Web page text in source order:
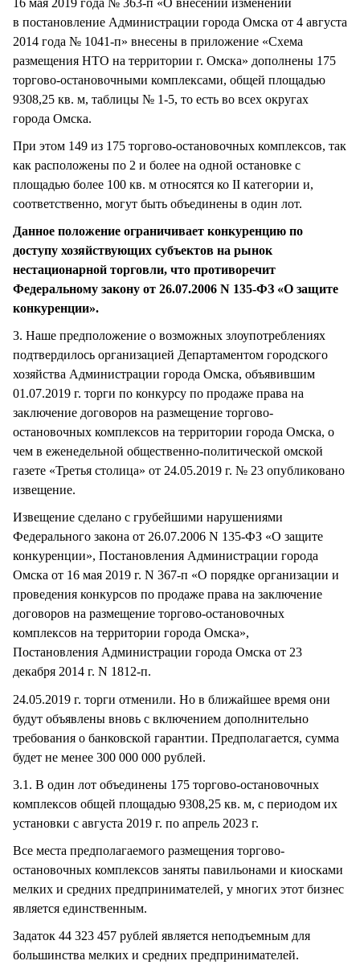
16 мая 2019 года № 363-п «О внесении изменений
в постановление Администрации города Омска от 4 августа
2014 года № 1041-п» внесены в приложение «Схема
размещения НТО на территории г. Омска» дополнены 175
торгово-остановочными комплексами, общей площадью
9308,25 кв. м, таблицы № 1-5, то есть во всех округах
города Омска.
При этом 149 из 175 торгово-остановочных комплексов, так
как расположены по 2 и более на одной остановке с
площадью более 100 кв. м относятся ко II категории и,
соответственно, могут быть объединены в один лот.
Данное положение ограничивает конкуренцию по
доступу хозяйствующих субъектов на рынок
нестационарной торговли, что противоречит
Федеральному закону от 26.07.2006 N 135-ФЗ «О защите
конкуренции».
3. Наше предположение о возможных злоупотреблениях
подтвердилось организацией Департаментом городского
хозяйства Администрации города Омска, объявившим
01.07.2019 г. торги по конкурсу по продаже права на
заключение договоров на размещение торгово-
остановочных комплексов на территории города Омска, о
чем в еженедельной общественно-политической омской
газете «Третья столица» от 24.05.2019 г. № 23 опубликовано
извещение.
Извещение сделано с грубейшими нарушениями
Федерального закона от 26.07.2006 N 135-ФЗ «О защите
конкуренции», Постановления Администрации города
Омска от 16 мая 2019 г. N 367-п «О порядке организации и
проведения конкурсов по продаже права на заключение
договоров на размещение торгово-остановочных
комплексов на территории города Омска»,
Постановления Администрации города Омска от 23
декабря 2014 г. N 1812-п.
24.05.2019 г. торги отменили. Но в ближайшее время они
будут объявлены вновь с включением дополнительно
требования о банковской гарантии. Предполагается, сумма
будет не менее 300 000 000 рублей.
3.1. В один лот объединены 175 торгово-остановочных
комплексов общей площадью 9308,25 кв. м, с периодом их
установки с августа 2019 г. по апрель 2023 г.
Все места предполагаемого размещения торгово-
остановочных комплексов заняты павильонами и киосками
мелких и средних предпринимателей, у многих этот бизнес
является единственным.
Задаток 44 323 457 рублей является неподъемным для
большинства мелких и средних предпринимателей.